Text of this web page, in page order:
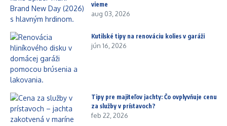
vieme
aug 03, 2026
Kutilské tipy na renováciu kolies v garáži
jún 16, 2026
Tipy pre majiteľov jachty: Čo ovplyvňuje cenu
za služby v prístavoch?
feb 22, 2026